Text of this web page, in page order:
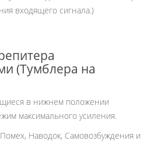
входящего сигнала.)
(Тумблера на
в нижнем положении
максимального усиления.
Наводок, Самовозбуждения и